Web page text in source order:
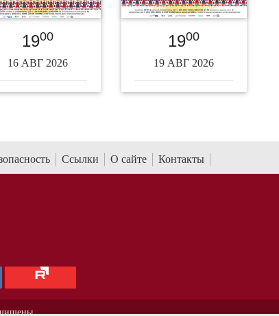
1900
16 АВГ 2026
1900
19 АВГ 2026
Ссылки О сайте Контакты